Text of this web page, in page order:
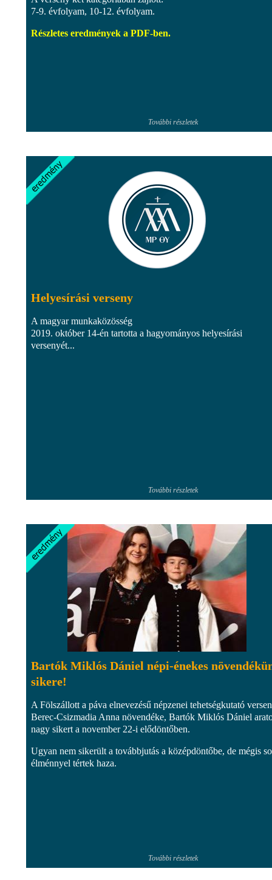
7-9. évfolyam, 10-12. évfolyam.
Részletes eredmények a PDF-ben.
További részletek
Helyesírási verseny
A magyar munkaközösség
2019. október 14-én tartotta a hagyományos helyesírási
versenyét...
További részletek
Bartók Miklós Dániel népi-énekes
sikere!
A Fölszállott a páva elnevezésű népzenei tehetségkutató
Berec-Csizmadia Anna növendéke, Bartók Miklós Dániel
nagy sikert a november 22-i elődöntőben.
Ugyan nem sikerült a továbbjutás a középdöntőbe, de mégis
élménnyel tértek haza.
További részletek